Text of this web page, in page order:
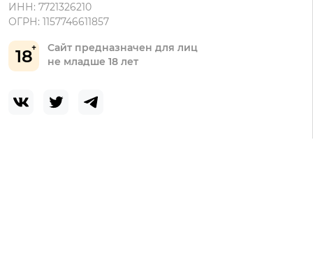
18
Сайт предназначен для лиц
не младше 18 лет
ИНН: 7721326210
ОГРН: 1157746611857